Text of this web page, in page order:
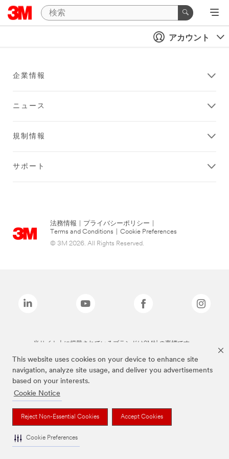
This website uses cookies on your device to enhance site
navigation, analyze site usage, and deliver you advertisements
based on your interests.
Cookie Notice
Reject Non-Essential Cookies Accept Cookies
Cookie Preferences
アカウント
企業情報
ニュース
規制情報
サポート
法務情報 プライバシーポリシー
Terms and Conditions
Cookie Preferences
© 3M 2026. All Rights Reserved.
当サイト上に掲載されているブランドは3M社の商標です。